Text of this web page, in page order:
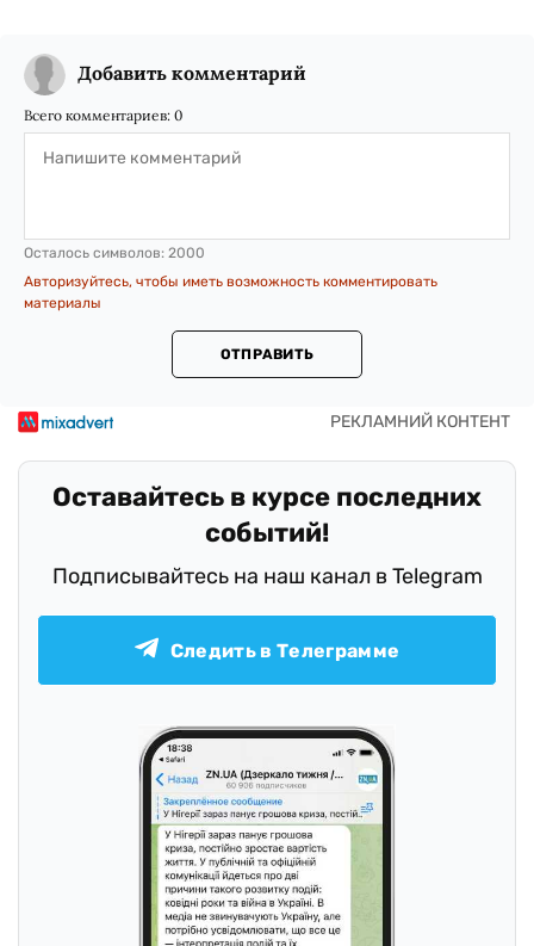
Добавить комментарий
Всего комментариев: 0
Осталось символов: 2000
Авторизуйтесь, чтобы иметь возможность комментировать
материалы
ОТПРАВИТЬ
Оставайтесь в курсе последних
событий!
Подписывайтесь на наш канал в Telegram
Следить в Телеграмме